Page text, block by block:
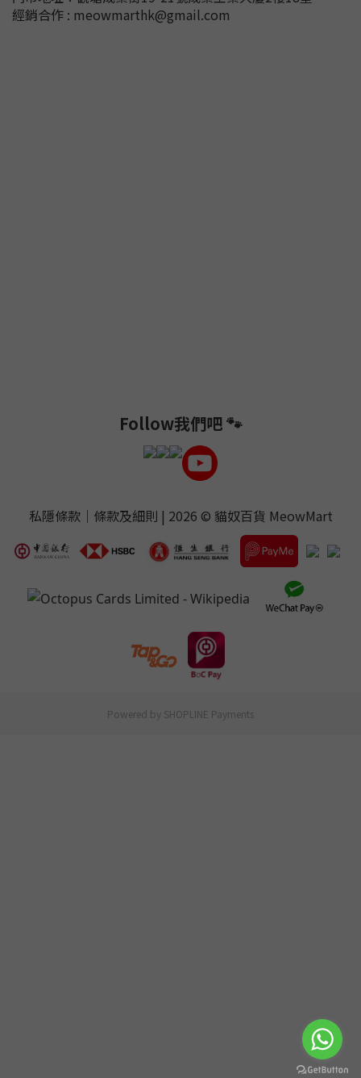
BUY NOW
經銷合作 : meowmarthk@gmail.com
Follow我們吧 🐾
私隱條款｜ 條款及細則 | 2026 © 貓奴百貨 MeowMart
Powered by SHOPLINE Payments